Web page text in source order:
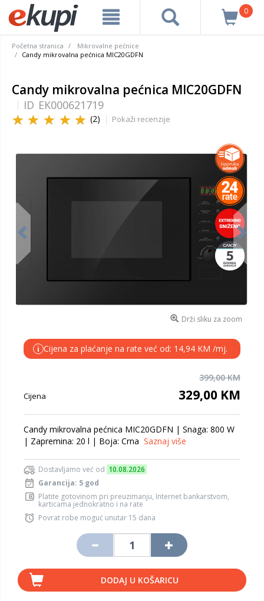
0
Početna stranica
Mikrovalne pećnice
Candy mikrovalna pećnica MIC20GDFN
Candy mikrovalna pećnica MIC20GDFN
ID EK000621719
(2) Pokaži recenzije
Drži sliku za zoom
i Cijena za plaćanje na rate već od: 14,94 KM /mj.
399,00 KM
Cijena 329,00 KM
Candy mikrovalna pećnica MIC20GDFN | Snaga: 800 W
| Zapremina: 20 l | Boja: Crna Saznaj više
Dostavljamo već od 10.08.2026
Garancija: 5 god
Platite gotovinom pri preuzimanju, Internet bankarstvom,
karticama jednokratno i na rate
Povrat robe moguć unutar 15 dana
DODAJ U KOŠARICU